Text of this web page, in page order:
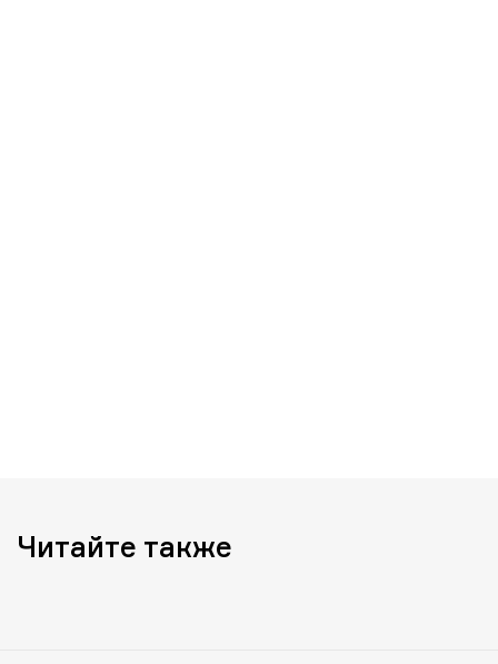
Читайте также